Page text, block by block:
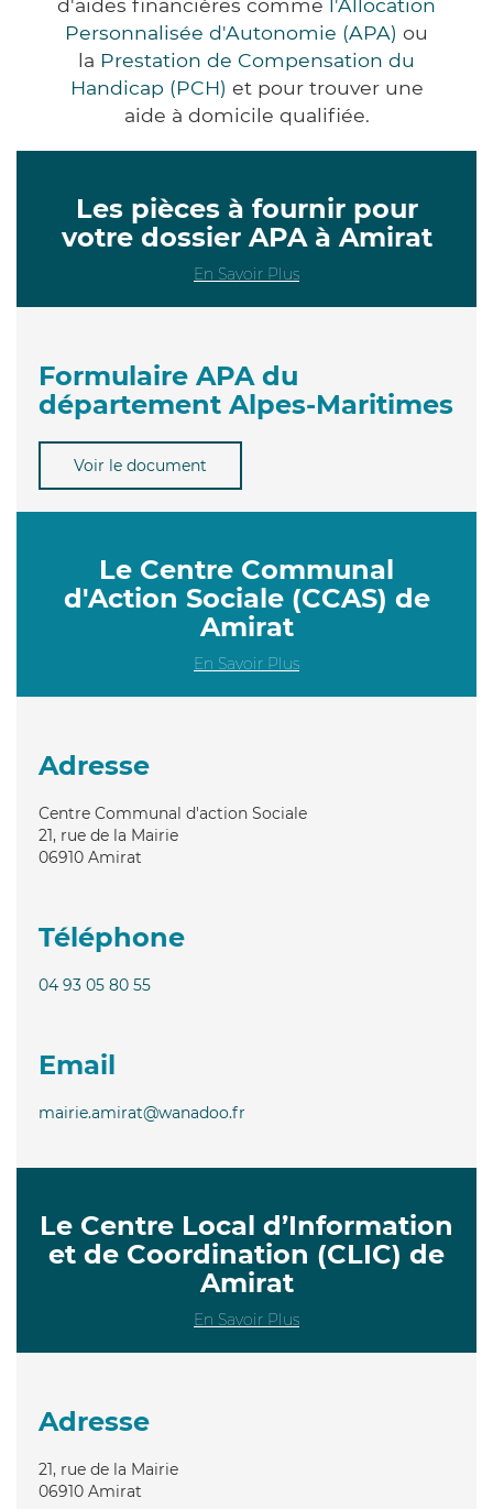
d'aides financières comme l'Allocation
Personnalisée d'Autonomie (APA) ou
la Prestation de Compensation du
Handicap (PCH) et pour trouver une
aide à domicile qualifiée.
Les pièces à fournir pour
votre dossier APA à Amirat
En Savoir Plus
Formulaire APA du
département Alpes-Maritimes
Voir le document
Le Centre Communal
d'Action Sociale (CCAS) de
Amirat
En Savoir Plus
Adresse
Centre Communal d'action Sociale
21, rue de la Mairie
06910 Amirat
Téléphone
04 93 05 80 55
Email
mairie.amirat@wanadoo.fr
Le Centre Local d’Information
et de Coordination (CLIC) de
Amirat
En Savoir Plus
Adresse
21, rue de la Mairie
06910 Amirat